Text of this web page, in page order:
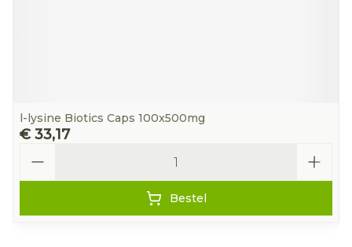
l-lysine Biotics Caps 100x500mg
€ 33,17
Bestel